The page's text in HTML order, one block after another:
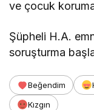
ve çocuk koruma
Şüpheli H.A.
soruşturma
Beğendim
Kızgın